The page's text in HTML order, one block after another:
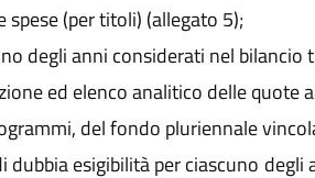
(per titoli) (allegato 5);
degli anni considerati nel bilancio
ed elenco analitico delle quote
del fondo pluriennale
esigibilità per ciascuno